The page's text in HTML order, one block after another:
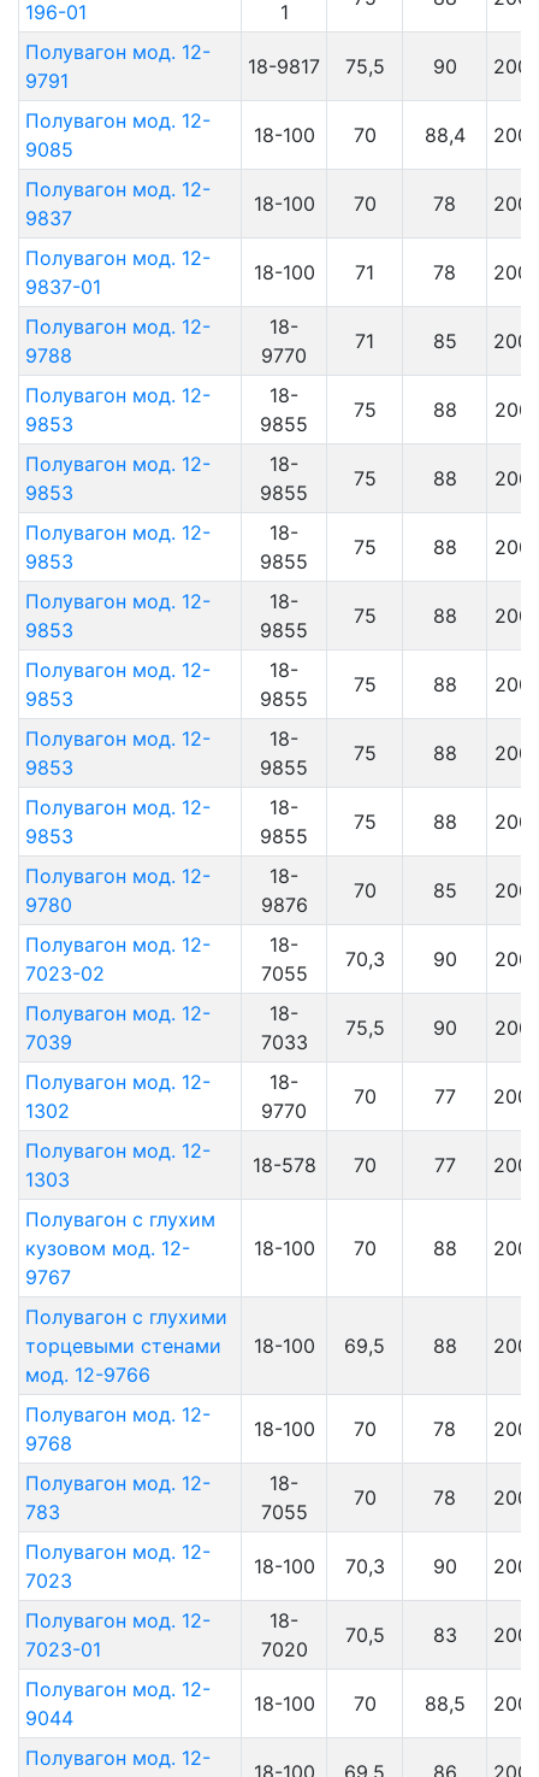
196-01 1
Полувагон мод. 12-
9791
18-9817 75,5 90
Полувагон мод. 12-
9085
18-100 70 88,4
Полувагон мод. 12-
9837
18-100 70 78
Полувагон мод. 12-
9837-01
18-100 71 78
Полувагон мод. 12-
9788
18-
9770
71 85
Полувагон мод. 12-
9853
18-
9855
75 88
Полувагон мод. 12-
9853
18-
9855
75 88
Полувагон мод. 12-
9853
18-
9855
75 88
Полувагон мод. 12-
9853
18-
9855
75 88
Полувагон мод. 12-
9853
18-
9855
75 88
Полувагон мод. 12-
9853
18-
9855
75 88
Полувагон мод. 12-
9853
18-
9855
75 88
Полувагон мод. 12-
9780
18-
9876
70 85
Полувагон мод. 12-
7023-02
18-
7055
70,3 90
Полувагон мод. 12-
7039
18-
7033
75,5 90
Полувагон мод. 12-
1302
18-
9770
70 77
Полувагон мод. 12-
1303
18-578 70 77
Полувагон c глухим
кузовом мод. 12-
9767
18-100 70 88
Полувагон с глухими
торцевыми стенами
мод. 12-9766
18-100 69,5 88
Полувагон мод. 12-
9768
18-100 70 78
Полувагон мод. 12-
783
18-
7055
70 78
Полувагон мод. 12-
7023
18-100 70,3 90
Полувагон мод. 12-
7023-01
18-
7020
70,5 83
Полувагон мод. 12-
9044
18-100 70 88,5
Полувагон мод. 12-
18-100 69,5 86